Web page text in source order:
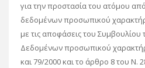
για την προστασία του ατόμου
δεδομένων προσωπικού
με τις αποφάσεις του Συμβουλίου
Δεδομένων προσωπικού
και 79/2000 και το άρθρο 8 του Ν.